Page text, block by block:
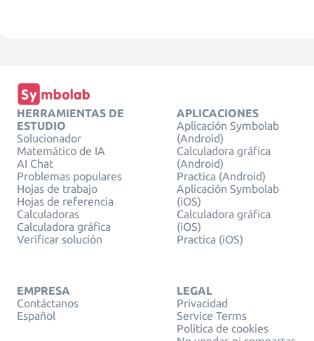
HERRAMIENTAS DE
ESTUDIO
Solucionador
Matemático de IA
AI Chat
Problemas populares
Hojas de trabajo
Hojas de referencia
Calculadoras
Calculadora gráfica
Verificar solución
APLICACIONES
Aplicación Symbolab
(Android)
Calculadora gráfica
(Android)
Practica (Android)
Aplicación Symbolab
(iOS)
Calculadora gráfica
(iOS)
Practica (iOS)
EMPRESA
Contáctanos
Español
LEGAL
Privacidad
Service Terms
Política de cookies